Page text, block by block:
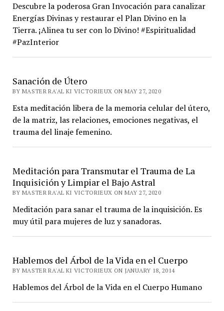
Descubre la poderosa Gran Invocación para canalizar
Energías Divinas y restaurar el Plan Divino en la
Tierra. ¡Alinea tu ser con lo Divino! #Espiritualidad
#PazInterior
Sanación de Útero
BY MASTER RA'AL KI VICTORIEUX ON MAY 27, 2020
Esta meditación libera de la memoria celular del útero,
de la matriz, las relaciones, emociones negativas, el
trauma del linaje femenino.
Meditación para Transmutar el Trauma de La
Inquisición y Limpiar el Bajo Astral
BY MASTER RA'AL KI VICTORIEUX ON MAY 27, 2020
Meditación para sanar el trauma de la inquisición. Es
muy útil para mujeres de luz y sanadoras.
Hablemos del Árbol de la Vida en el Cuerpo
BY MASTER RA'AL KI VICTORIEUX ON JANUARY 18, 2014
Hablemos del Árbol de la Vida en el Cuerpo Humano